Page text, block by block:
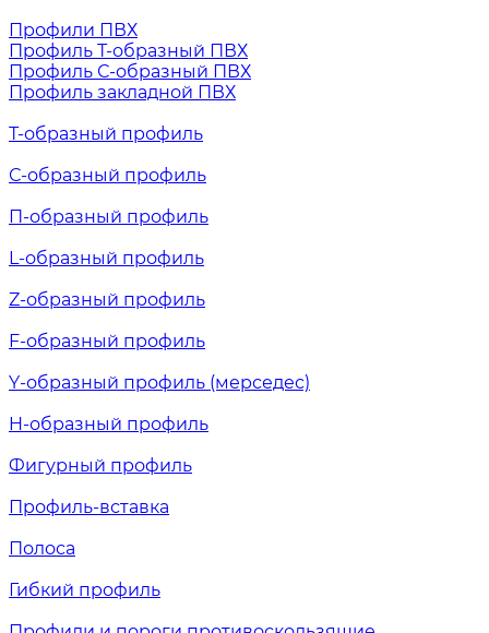
Профили ПВХ
Профиль Т-образный ПВХ
Профиль С-образный ПВХ
Профиль закладной ПВХ
Т-образный профиль
С-образный профиль
П-образный профиль
L-образный профиль
Z-образный профиль
F-образный профиль
Y-образный профиль (мерседес)
H-образный профиль
Фигурный профиль
Профиль-вставка
Полоса
Гибкий профиль